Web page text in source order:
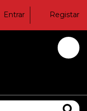
Entrar Registar